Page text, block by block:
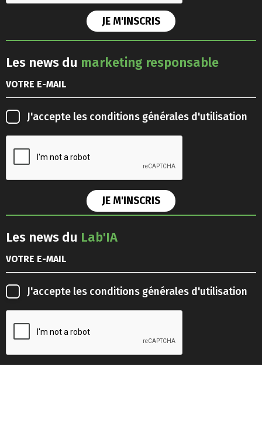
Les news du marketing responsable
J'accepte les conditions générales d'utilisation
Les news du Lab'IA
J'accepte les conditions générales d'utilisation